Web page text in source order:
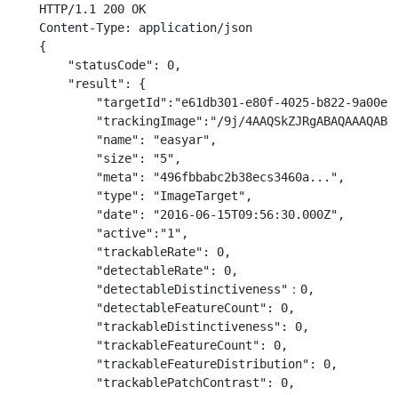
    HTTP/1.1 200 OK
    Content-Type: application/json
    {
        "statusCode": 0,
        "result": {
"targetId":"e61db301-e80f-4025-b822-
"trackingImage":"/9j/
            "name": "easyar",
            "size": "5",
            "meta": "496fbbabc2b38ecs3460a...",
            "type": "ImageTarget",
            "date": "2016-06-15T09:56:30.000Z",
            "active":"1",
            "trackableRate": 0,
            "detectableRate": 0,
            "detectableDistinctiveness"：0,
            "detectableFeatureCount": 0,
            "trackableDistinctiveness": 0,
            "trackableFeatureCount": 0,
            "trackableFeatureDistribution": 0,
            "trackablePatchContrast": 0,